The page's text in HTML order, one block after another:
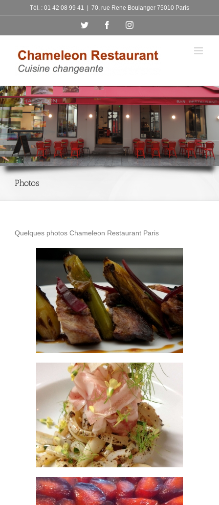
to
Tél. : 01 42 08 99 41 70, rue Rene Boulanger 75010 Paris
Twitter FacebookInstagram
Photos
Quelques photos Chameleon Restaurant Paris